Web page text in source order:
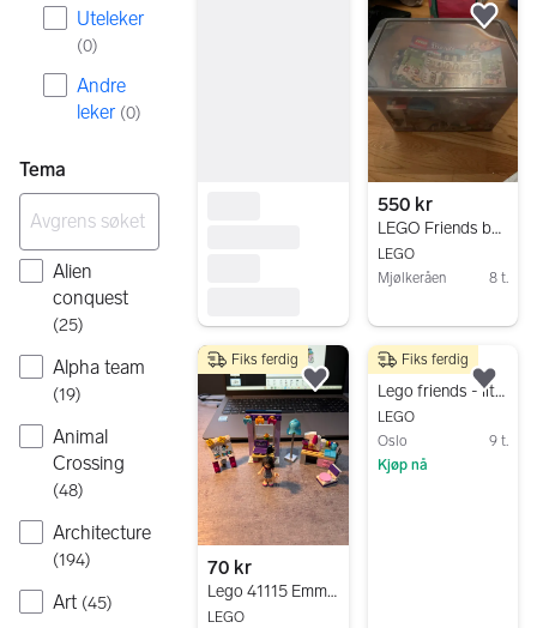
Uteleker
(0)
Andre
leker (0)
Tema
Alien
conquest
(25)
Alpha team
(19)
Animal
Crossing
(48)
Architecture
(194)
Art (45)
550 kr
LEGO Friends byggesett
LEGO
Mjølkeråen
8 t.
70 kr
Lego 41115 Emmas Creative workshop
LEGO
Fiks ferdig
Legg til som favoritt.
15 kr
Lego friends - lite sett
LEGO
Oslo
9 t.
Kjøp nå
Fiks ferdig